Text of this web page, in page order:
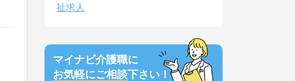
祉求人
マイナビ介護職に
お気軽にご相談下さい！